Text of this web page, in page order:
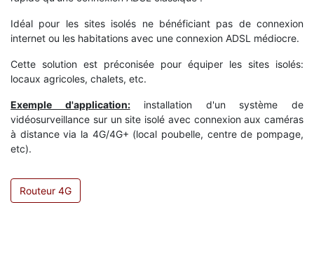
Idéal pour les sites isolés ne bénéficiant pas de connexion
internet ou les habitations avec une connexion ADSL médiocre.
Cette solution est préconisée pour équiper les sites isolés:
locaux agricoles, chalets, etc.
Exemple d'application:installation d'un système de
vidéosurveillance sur un site isolé avec connexion aux caméras
à distance via la 4G/4G+ (local poubelle, centre de pompage,
etc).
Routeur 4G